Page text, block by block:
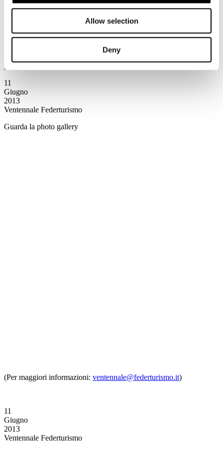
Allow selection
Deny
intensivo di 5 settimane orientato al Digital Marketing.
realizzati in collaborazione con importanti realtà del panorama
aziendale italiano.
Al termine del corso sono garantiti due colloqui per posizioni di
stage in ambito Digital Marketing e non solo.
11
Giugno
2013
Ventennale Federturismo
Guarda la photo gallery
(Per maggiori informazioni: ventennale@federturismo.it)
11
Giugno
2013
Ventennale Federturismo